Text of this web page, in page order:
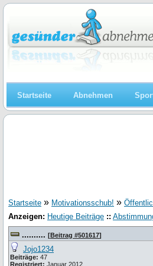
Startseite Abnehmen
Startseite » Motivationsschub! »
Anzeigen: Heutige Beiträge ::
.......... [Beitrag #501617]
Jojo1234
Beiträge: 47
Registriert: Januar 2012